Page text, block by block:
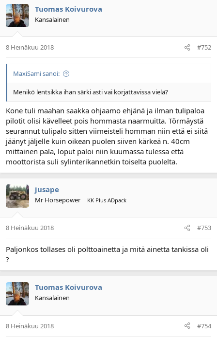
Tuomas Koivurova
Kansalainen
8 Heinäkuu 2018 #752
MaxiSami sanoi:
Menikö lentsikka ihan särki asti vai korjattavissa vielä?
Kone tuli maahan saakka ohjaamo ehjänä ja ilman tulipaloa
pilotit olisi kävelleet pois hommasta naarmuitta. Törmäystä
seurannut tulipalo sitten viimeisteli homman niin että ei siitä
jäänyt jäljelle kuin oikean puolen siiven kärkeä n. 40cm
mittainen pala, loput paloi niin kuumassa tulessa että
moottorista suli sylinterikannetkin toiselta puolelta.
jusape
Mr Horsepower KK Plus ADpack
8 Heinäkuu 2018 #753
Paljonkos tollases oli polttoainetta ja mitä ainetta tankissa oli
?
Tuomas Koivurova
Kansalainen
8 Heinäkuu 2018 #754